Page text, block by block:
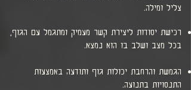
צליל ומילה.
רכישת יסודות ליצירת קשר מעמיק ומתגמל עם הגוף,
בכל מצב ושלב בו הוא נמצא.
הגמשת והרחבת יכולות גוף ותודעה באמצעות
התנסויות בתנועה.